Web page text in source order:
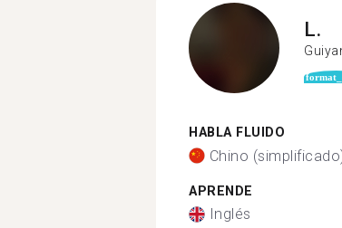
L.
HABLA FLUIDO
Chino
APRENDE
Inglés